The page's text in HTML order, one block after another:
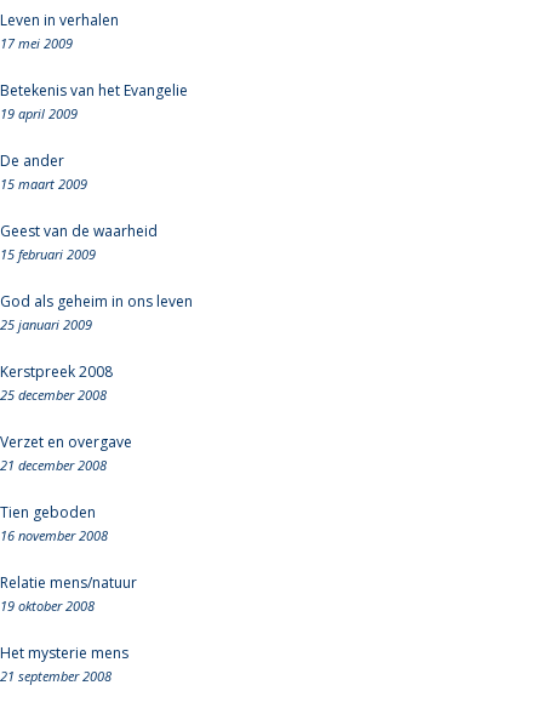
Leven in verhalen
17 mei 2009
Betekenis van het Evangelie
19 april 2009
De ander
15 maart 2009
Geest van de waarheid
15 februari 2009
God als geheim in ons leven
25 januari 2009
Kerstpreek 2008
25 december 2008
Verzet en overgave
21 december 2008
Tien geboden
16 november 2008
Relatie mens/natuur
19 oktober 2008
Het mysterie mens
21 september 2008